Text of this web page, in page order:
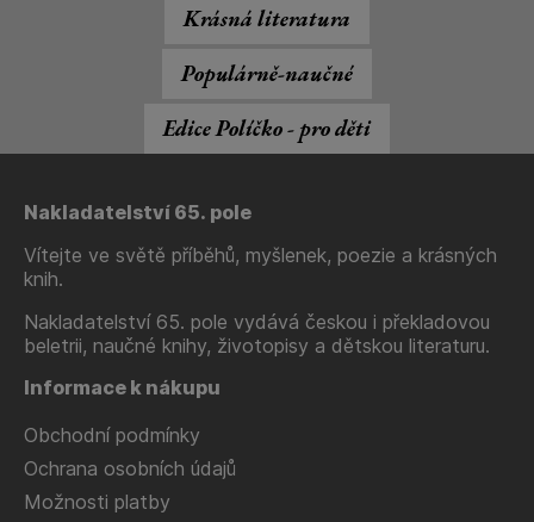
Krásná literatura
Populárně-naučné
Edice Políčko - pro děti
Nakladatelství 65. pole
Vítejte ve světě příběhů, myšlenek, poezie a krásných
knih.
Nakladatelství 65. pole vydává českou i překladovou
beletrii, naučné knihy, životopisy a dětskou literaturu.
Informace k nákupu
Obchodní podmínky
Ochrana osobních údajů
Možnosti platby